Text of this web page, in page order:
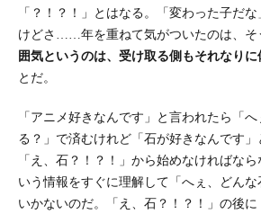
「？！？！」とはなる。「変わった子だ
けどさ……年を重ねて気がついたのは、そ
囲気というのは、受け取る側もそれなり
とだ。
「アニメ好きなんです」と言われたら「
る？」で済むけれど「石が好きなんです
「え、石？！？！」から始めなければな
いう情報をすぐに理解して「へぇ、どん
いかないのだ。「え、石？！？！」の後に